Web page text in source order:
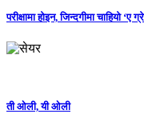
परीक्षामा होइन, जिन्दगीमा चाहियो ‘ए
ती ओली, यी ओली